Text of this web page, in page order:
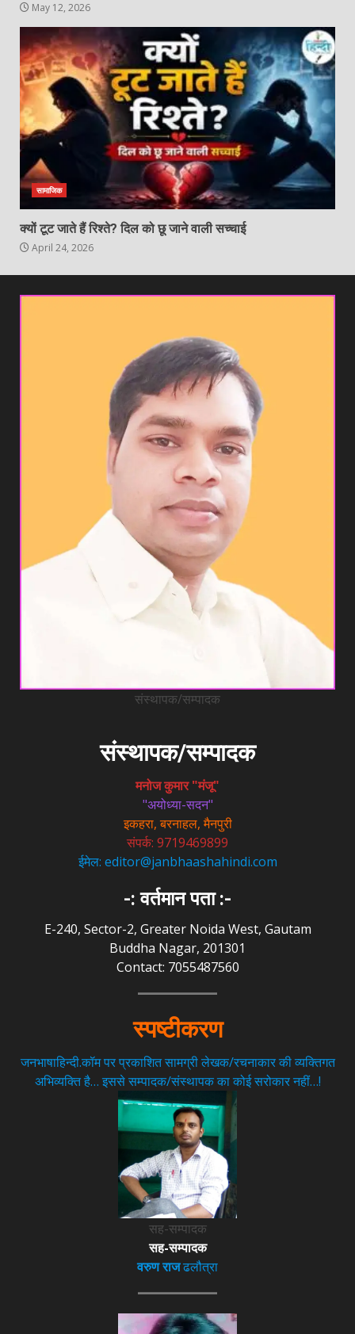
May 12, 2026
सामाजिक
क्यों टूट जाते हैं रिश्ते? दिल को छू जाने वाली सच्चाई
April 24, 2026
संस्थापक/सम्पादक
संस्थापक/सम्पादक
मनोज कुमार "मंजू"
"अयोध्या-सदन"
इकहरा, बरनाहल, मैनपुरी
संपर्क: 9719469899
ईमेल: editor@janbhaashahindi.com
-: वर्तमान पता :-
E-240, Sector-2, Greater Noida West, Gautam
Buddha Nagar, 201301
Contact: 7055487560
स्पष्टीकरण
जनभाषाहिन्दी.कॉम पर प्रकाशित सामग्री लेखक/रचनाकार की व्यक्तिगत
अभिव्यक्ति है… इससे सम्पादक/संस्थापक का कोई सरोकार नहीं…!
सह-सम्पादक
सह-सम्पादक
वरुण राजढलौत्रा